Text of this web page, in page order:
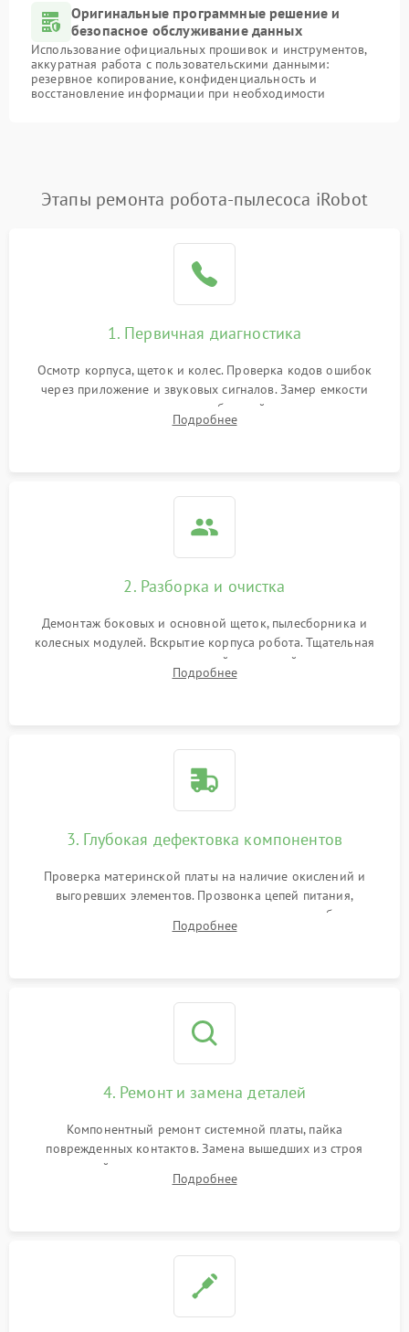
Оригинальные программные решение и
безопасное обслуживание данных
Использование официальных прошивок и инструментов,
аккуратная работа с пользовательскими данными:
резервное копирование, конфиденциальность и
восстановление информации при необходимости
Этапы ремонта робота-пылесоса iRobot
1. Первичная диагностика
Осмотр корпуса, щеток и колес. Проверка кодов ошибок
через приложение и звуковых сигналов. Замер емкости
аккумулятора и тестирование базовой станции зарядки.
Оценка работы лидара, бампера и датчиков падения для
Подробнее
2. Разборка и очистка
Демонтаж боковых и основной щеток, пылесборника и
колесных модулей. Вскрытие корпуса робота. Тщательная
очистка внутренних полостей, шестерней и плат от
скопившейся пыли, волос и шерсти животных с
Подробнее
3. Глубокая дефектовка компонентов
Проверка материнской платы на наличие окислений и
выгоревших элементов. Прозвонка цепей питания,
тестирование приводных моторов колес и турбины
всасывания. Оценка состояния оптических и инфракрасных
Подробнее
4. Ремонт и замена деталей
Компонентный ремонт системной платы, пайка
поврежденных контактов. Замена вышедших из строя
двигателей, изношенного аккумулятора, неисправного
лидара или помпы подачи воды. Восстановление шлейфов и
Подробнее